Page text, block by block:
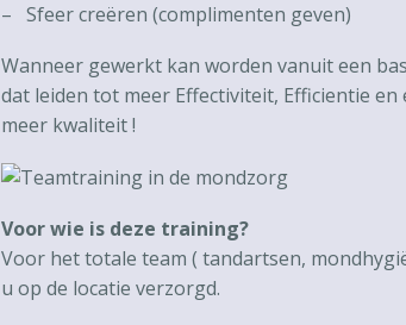
– Sfeer creëren (complimenten geven)
Wanneer gewerkt kan worden vanuit een
dat leiden tot meer Effectiviteit, Efficientie
meer kwaliteit !
Voor wie is deze training?
Voor het totale team ( tandartsen,
u op de locatie verzorgd.